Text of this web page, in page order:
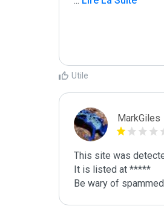
Utile
MarkGiles
This site was
It is listed at *****
Be wary of